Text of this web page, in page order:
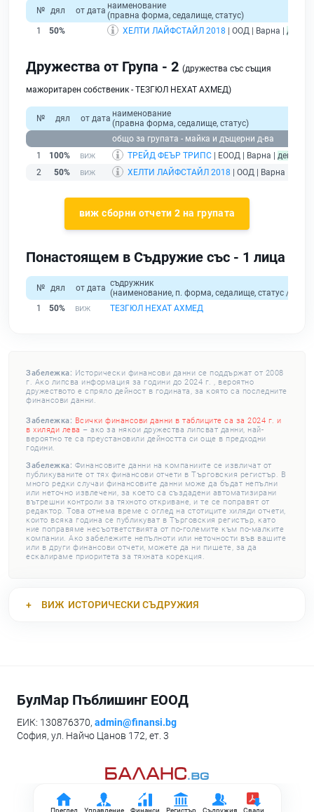
Преглед Управление Финанси Регистър Съдружия Свали
№ дял от дата наименование
(правна форма, седалище, статус)
1
50% ХЕЛТИ ЛАЙФСТАЙЛ 2018 | ООД | Варна |
Дружества от Група - 2 (дружества със същия
мажоритарен собственик - ТЕЗГЮЛ НЕХАТ АХМЕД)
№ дял от дата наименование
(правна форма, седалище, статус)
общо за групата - майка и дъщерни д-ва
1
100% ТРЕЙД ФЕЪР ТРИПС | ЕООД | Варна |
2
50% ХЕЛТИ ЛАЙФСТАЙЛ 2018 | ООД | Варна |
виж сборни отчети 2 на групата
Понастоящем в Съдружие със - 1 лица
№ дял от дата съдружник
(наименование, п. форма, седалище, статус /
1
50% ТЕЗГЮЛ НЕХАТ АХМЕД
Забележка: Исторически финансови данни се поддържат от 2008
г. Ако липсва информация за години до 2024 г. , вероятно
дружеството е спряло дейност в годината, за която са последните
финансови данни.
Забележка: Всички финансови данни в таблиците са за 2024 г. и
в хиляди лева – ако за някои дружества липсват данни, най-
вероятно те са преустановили дейността си още в предходни
години.
Забележка: Финансовите данни на компаниите се извличат от
публикуваните от тях финансови отчети в Търговския регистър. В
много редки случаи финансовите данни може да бъдат непълни
или неточно извлечени, за което са създадени автоматизирани
вътрешни контроли за тяхното откриване, и те се поправят от
редактор. Това отнема време с оглед на стотиците хиляди отчети,
които всяка година се публикуват в Търговския регистър, като
ние поправяме несъответствията от по-големите към по-малките
компании. Ако забележите непълноти или неточности във вашите
или в други финансови отчети, можете да ни пишете, за да
ескалираме приоритета за тяхната корекция.
ВИЖ ИСТОРИЧЕСКИ СЪДРУЖИЯ
БулМар Пъблишинг ЕООД
ЕИК: 130876370, admin@finansi.bg
София, ул. Найчо Цанов 172, ет. 3